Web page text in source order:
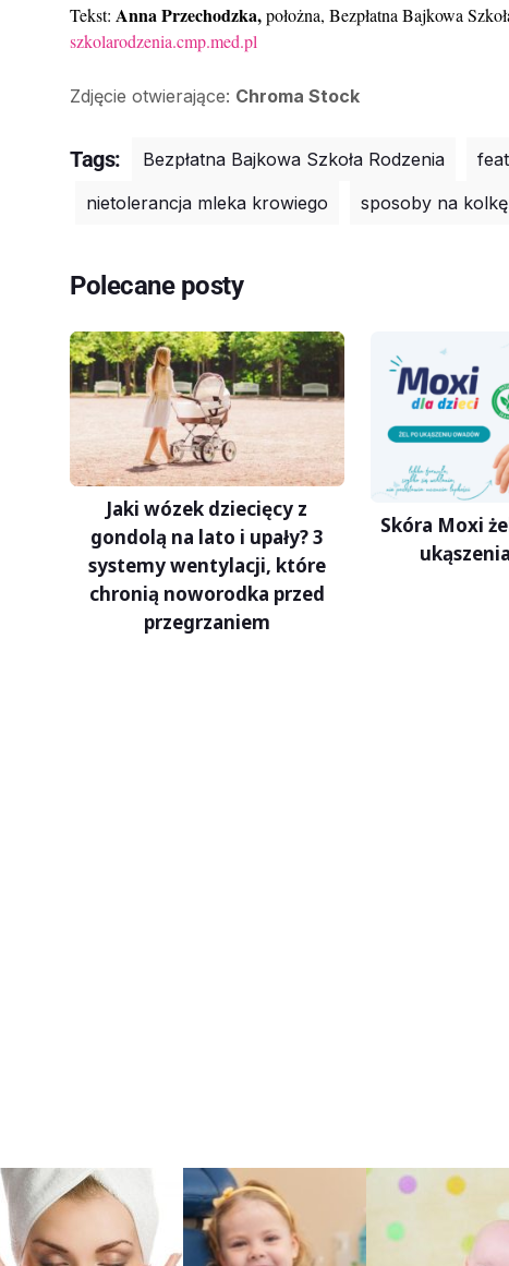
Tekst: Anna Przechodzka,położna, Bezpłatna Bajkowa
szkolarodzenia.cmp.med.pl
Zdjęcie otwierające: Chroma Stock
Tags: Bezpłatna Bajkowa Szkoła Rodzenia
nietolerancja mleka krowiego
sposoby na kolkę
Polecane posty
Jaki wózek dziecięcy z
gondolą na lato i upały? 3
systemy wentylacji, które
chronią noworodka przed
przegrzaniem
Skóra Moxi